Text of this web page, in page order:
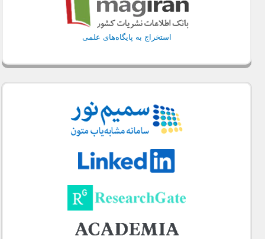
استخراج به پایگاه‌های علمی